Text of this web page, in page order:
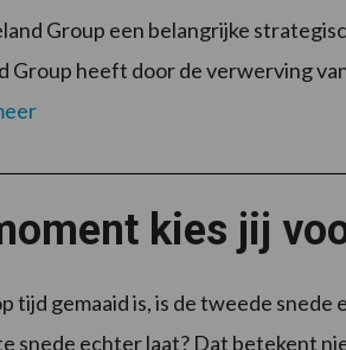
Group een belangrijke
Group heeft door de verwerving
kies jij
tijd gemaaid is, is de tweede
snede echter laat? Dat betekent